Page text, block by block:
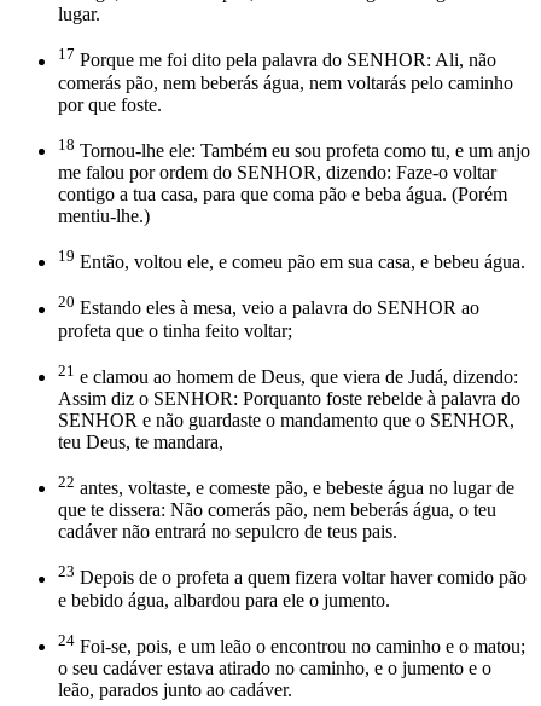
lugar.
17 Porque me foi dito pela palavra do SENHOR: Ali, não
comerás pão, nem beberás água, nem voltarás pelo caminho
por que foste.
18 Tornou-lhe ele: Também eu sou profeta como tu, e um anjo
me falou por ordem do SENHOR, dizendo: Faze-o voltar
contigo a tua casa, para que coma pão e beba água. (Porém
mentiu-lhe.)
19 Então, voltou ele, e comeu pão em sua casa, e bebeu água.
20 Estando eles à mesa, veio a palavra do SENHOR ao
profeta que o tinha feito voltar;
21 e clamou ao homem de Deus, que viera de Judá, dizendo:
Assim diz o SENHOR: Porquanto foste rebelde à palavra do
SENHOR e não guardaste o mandamento que o SENHOR,
teu Deus, te mandara,
22 antes, voltaste, e comeste pão, e bebeste água no lugar de
que te dissera: Não comerás pão, nem beberás água, o teu
cadáver não entrará no sepulcro de teus pais.
23 Depois de o profeta a quem fizera voltar haver comido pão
e bebido água, albardou para ele o jumento.
24 Foi-se, pois, e um leão o encontrou no caminho e o matou;
o seu cadáver estava atirado no caminho, e o jumento e o
leão, parados junto ao cadáver.